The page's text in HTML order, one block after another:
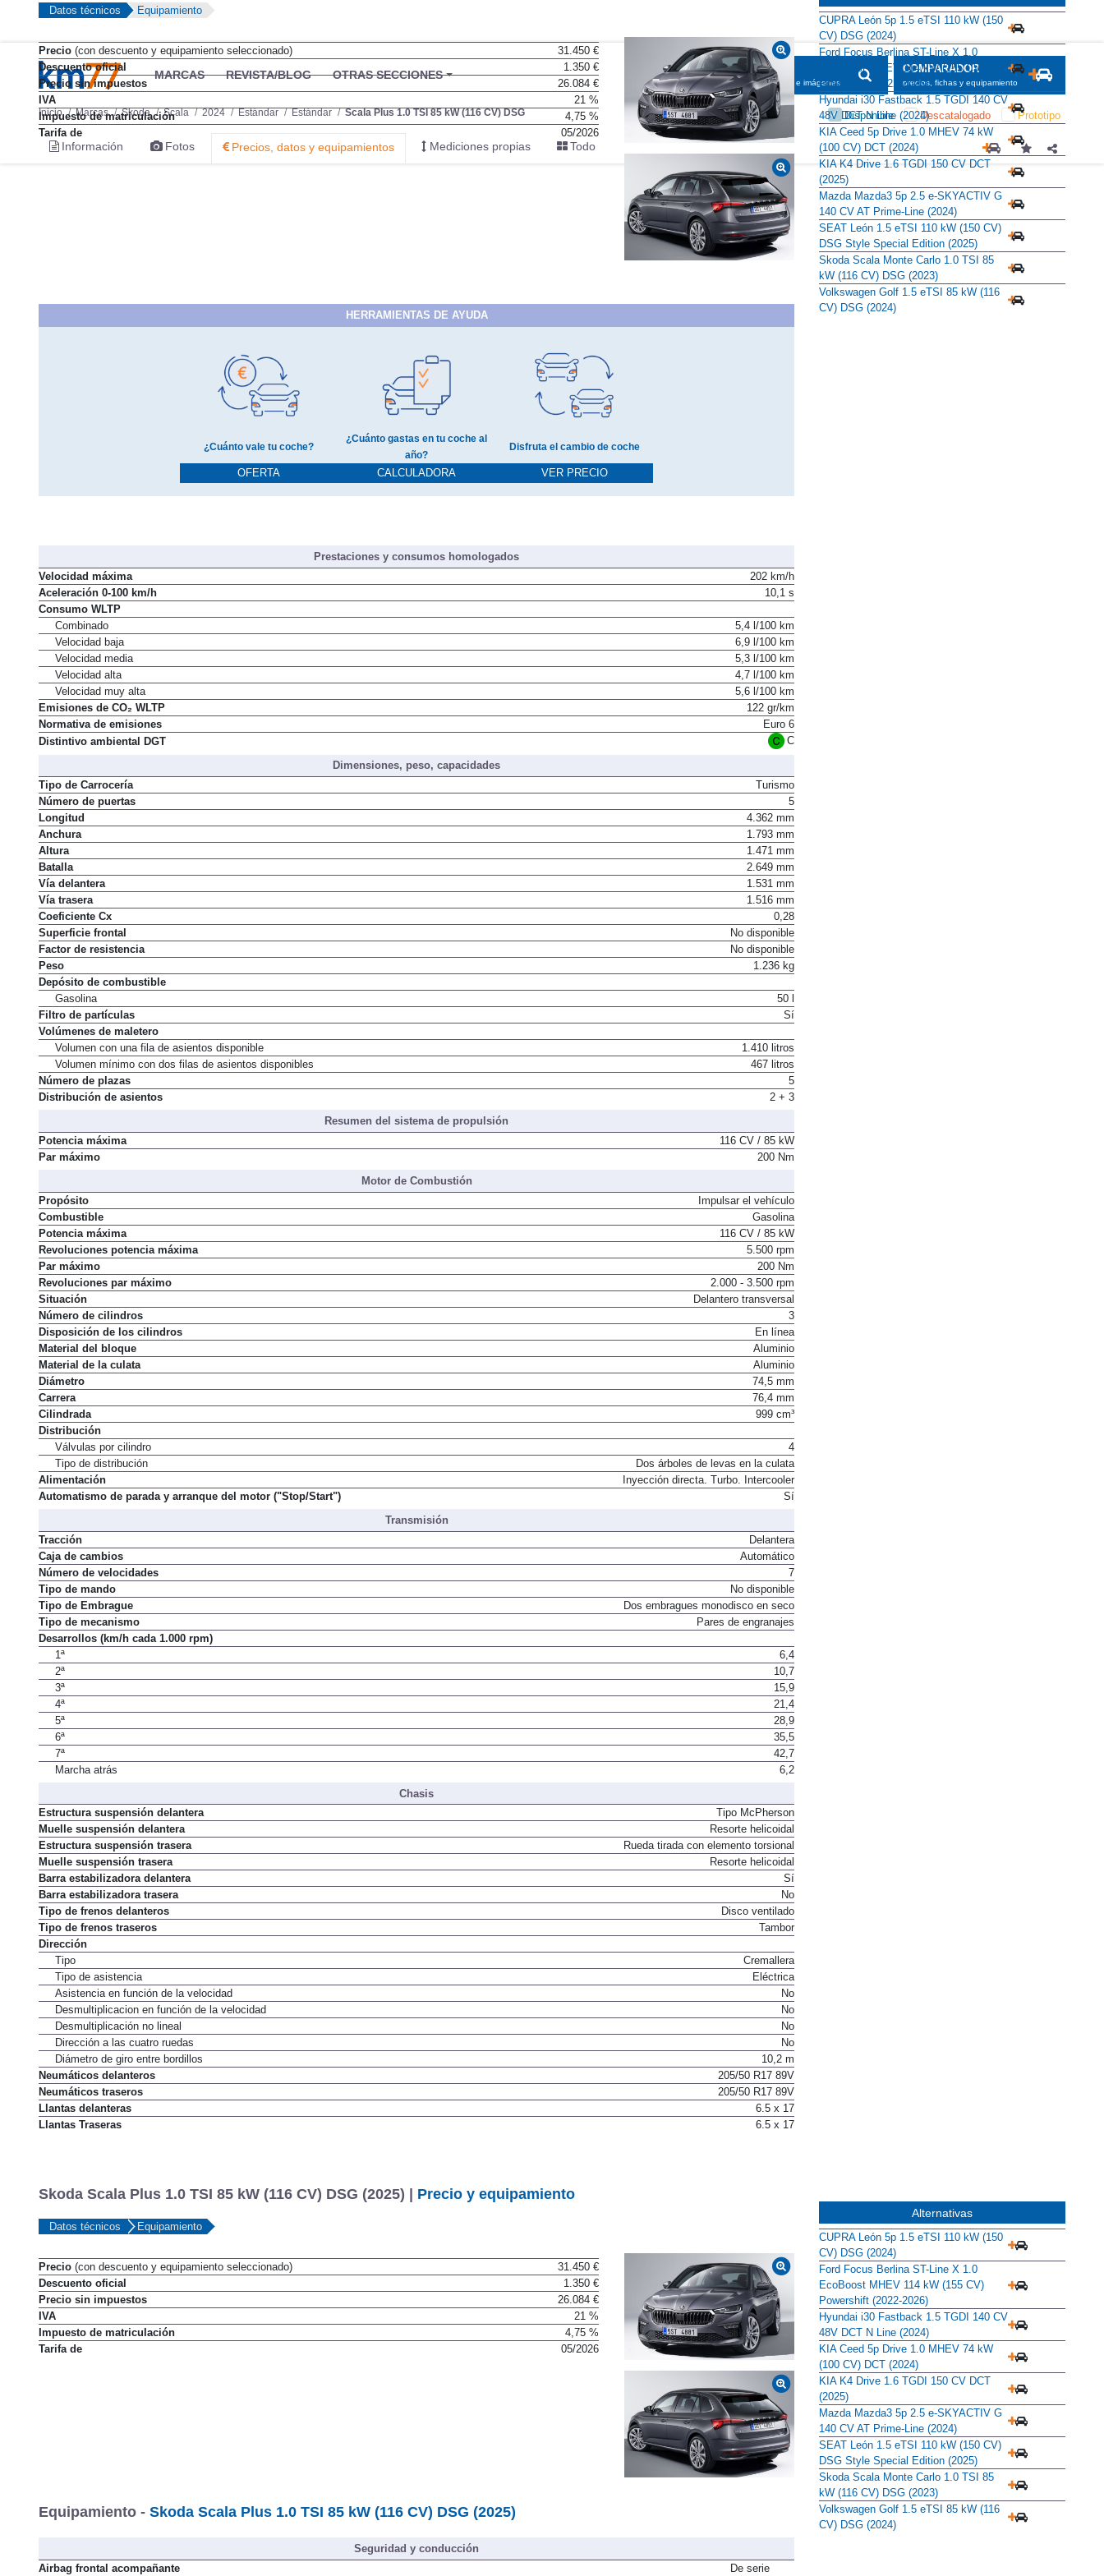
MARCAS REVISTA/BLOG OTRAS SECCIONES BUSCADOR
informaciones, fichas e imágenes
COMPARADOR
precios, fichas y equipamiento
Inicio Marcas Skoda Scala 2024 Estándar Estándar Scala Plus 1.0 TSI 85 kW (116 CV) DSG Disponible Descatalogado Prototipo
Información Fotos Precios, datos y equipamientos Mediciones propias Todo
Datos técnicos Equipamiento
Precio (con descuento y equipamiento seleccionado)
31.450 €
Descuento oficial
1.350 €
Precio sin impuestos
26.084 €
IVA
21 %
Impuesto de matriculación
4,75 %
Tarifa de
05/2026
HERRAMIENTAS DE AYUDA
¿Cuánto vale tu coche?
OFERTA
¿Cuánto gastas en tu coche al
año?
CALCULADORA
Disfruta el cambio de coche
VER PRECIO
Prestaciones y consumos homologados
Velocidad máxima
202 km/h
Aceleración 0-100 km/h
10,1 s
Consumo WLTP
Combinado
5,4 l/100 km
Velocidad baja
6,9 l/100 km
Velocidad media
5,3 l/100 km
Velocidad alta
4,7 l/100 km
Velocidad muy alta
5,6 l/100 km
Emisiones de CO₂ WLTP
122 gr/km
Normativa de emisiones
Euro 6
Distintivo ambiental DGT
C
Dimensiones, peso, capacidades
Tipo de Carrocería
Turismo
Número de puertas
5
Longitud
4.362 mm
Anchura
1.793 mm
Altura
1.471 mm
Batalla
2.649 mm
Vía delantera
1.531 mm
Vía trasera
1.516 mm
Coeficiente Cx
0,28
Superficie frontal
No disponible
Factor de resistencia
No disponible
Peso
1.236 kg
Depósito de combustible
Gasolina
50 l
Filtro de partículas
Sí
Volúmenes de maletero
Volumen con una fila de asientos disponible
1.410 litros
Volumen mínimo con dos filas de asientos disponibles
467 litros
Número de plazas
5
Distribución de asientos
2 + 3
Resumen del sistema de propulsión
Potencia máxima
116 CV / 85 kW
Par máximo
200 Nm
Motor de Combustión
Propósito
Impulsar el vehículo
Combustible
Gasolina
Potencia máxima
116 CV / 85 kW
Revoluciones potencia máxima
5.500 rpm
Par máximo
200 Nm
Revoluciones par máximo
2.000 - 3.500 rpm
Situación
Delantero transversal
Número de cilindros
3
Disposición de los cilindros
En línea
Material del bloque
Aluminio
Material de la culata
Aluminio
Diámetro
74,5 mm
Carrera
76,4 mm
Cilindrada
999 cm³
Distribución
Válvulas por cilindro
4
Tipo de distribución
Dos árboles de levas en la culata
Alimentación
Inyección directa. Turbo. Intercooler
Automatismo de parada y arranque del motor ("Stop/Start")
Sí
Transmisión
Tracción
Delantera
Caja de cambios
Automático
Número de velocidades
7
Tipo de mando
No disponible
Tipo de Embrague
Dos embragues monodisco en seco
Tipo de mecanismo
Pares de engranajes
Desarrollos (km/h cada 1.000 rpm)
1ª
6,4
2ª
10,7
3ª
15,9
4ª
21,4
5ª
28,9
6ª
35,5
7ª
42,7
Marcha atrás
6,2
Chasis
Estructura suspensión delantera
Tipo McPherson
Muelle suspensión delantera
Resorte helicoidal
Estructura suspensión trasera
Rueda tirada con elemento torsional
Muelle suspensión trasera
Resorte helicoidal
Barra estabilizadora delantera
Sí
Barra estabilizadora trasera
No
Tipo de frenos delanteros
Disco ventilado
Tipo de frenos traseros
Tambor
Dirección
Tipo
Cremallera
Tipo de asistencia
Eléctrica
Asistencia en función de la velocidad
No
Desmultiplicacion en función de la velocidad
No
Desmultiplicación no lineal
No
Dirección a las cuatro ruedas
No
Diámetro de giro entre bordillos
10,2 m
Neumáticos delanteros
205/50 R17 89V
Neumáticos traseros
205/50 R17 89V
Llantas delanteras
6.5 x 17
Llantas Traseras
6.5 x 17
CUPRA León 5p 1.5 eTSI 110 kW (150
CV) DSG (2024)
Ford Focus Berlina ST-Line X 1.0
EcoBoost MHEV 114 kW (155 CV)
Powershift (2022-2026)
Hyundai i30 Fastback 1.5 TGDI 140 CV
48V DCT N Line (2024)
KIA Ceed 5p Drive 1.0 MHEV 74 kW
(100 CV) DCT (2024)
KIA K4 Drive 1.6 TGDI 150 CV DCT
(2025)
Mazda Mazda3 5p 2.5 e-SKYACTIV G
140 CV AT Prime-Line (2024)
SEAT León 1.5 eTSI 110 kW (150 CV)
DSG Style Special Edition (2025)
Skoda Scala Monte Carlo 1.0 TSI 85
kW (116 CV) DSG (2023)
Volkswagen Golf 1.5 eTSI 85 kW (116
CV) DSG (2024)
Skoda Scala Plus 1.0 TSI 85 kW (116 CV) DSG (2025) | Precio y equipamiento
Datos técnicos Equipamiento
Precio (con descuento y equipamiento seleccionado)
31.450 €
Descuento oficial
1.350 €
Precio sin impuestos
26.084 €
IVA
21 %
Impuesto de matriculación
4,75 %
Tarifa de
05/2026
Equipamiento - Skoda Scala Plus 1.0 TSI 85 kW (116 CV) DSG (2025)
Seguridad y conducción
Airbag frontal acompañante
De serie
Alternativas
CUPRA León 5p 1.5 eTSI 110 kW (150
CV) DSG (2024)
Ford Focus Berlina ST-Line X 1.0
EcoBoost MHEV 114 kW (155 CV)
Powershift (2022-2026)
Hyundai i30 Fastback 1.5 TGDI 140 CV
48V DCT N Line (2024)
KIA Ceed 5p Drive 1.0 MHEV 74 kW
(100 CV) DCT (2024)
KIA K4 Drive 1.6 TGDI 150 CV DCT
(2025)
Mazda Mazda3 5p 2.5 e-SKYACTIV G
140 CV AT Prime-Line (2024)
SEAT León 1.5 eTSI 110 kW (150 CV)
DSG Style Special Edition (2025)
Skoda Scala Monte Carlo 1.0 TSI 85
kW (116 CV) DSG (2023)
Volkswagen Golf 1.5 eTSI 85 kW (116
CV) DSG (2024)